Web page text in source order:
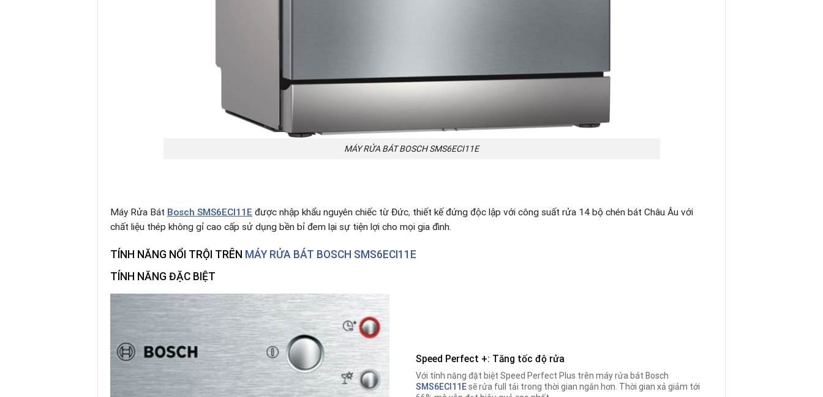
MÁY RỬA BÁT BOSCH SMS6ECI11E
Máy Rửa Bát Bosch SMS6ECI11E được nhập khẩu nguyên chiếc từ Đức, thiết kế đứng độc lập với công suất rửa 14 bộ chén bát Châu Âu với
chất liệu thép không gỉ cao cấp sử dụng bền bỉ đem lại sự tiện lợi cho mọi gia đình.
TÍNH NĂNG NỔI TRỘI TRÊN MÁY RỬA BÁT BOSCH SMS6ECI11E
TÍNH NĂNG ĐẶC BIỆT
Speed Perfect +: Tăng tốc độ rửa
Với tính năng đặt biệt Speed Perfect Plus trên máy rửa bát Bosch
SMS6ECI11Esẽ rửa full tải trong thời gian ngắn hơn. Thời gian xả giảm tới